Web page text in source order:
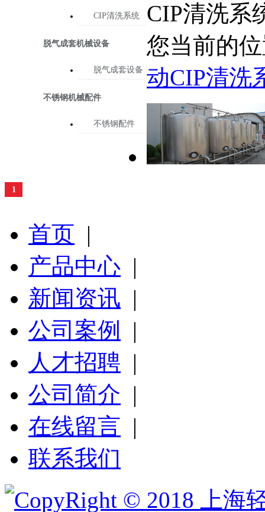
CIP清洗系统
脱气成套机械设备
脱气成套设备
不锈钢机械配件
不锈钢配件
CIP清洗系
您当前的
动CIP清洗
1
首页 |
产品中心 |
新闻资讯 |
公司案例
|
人才招聘 |
公司简介 |
在线留言 |
联系我们